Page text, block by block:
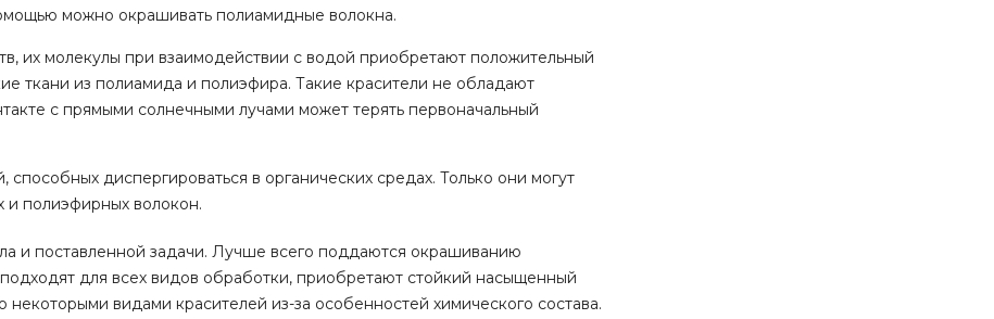
можно окрашивать полиамидные волокна.
их молекулы при взаимодействии с водой приобретают положительный
ткани из полиамида и полиэфира. Такие красители не обладают
с прямыми солнечными лучами может терять первоначальный
способных диспергироваться в органических средах. Только они могут
и полиэфирных волокон.
и поставленной задачи. Лучше всего поддаются окрашиванию
для всех видов обработки, приобретают стойкий насыщенный
некоторыми видами красителей из-за особенностей химического состава.